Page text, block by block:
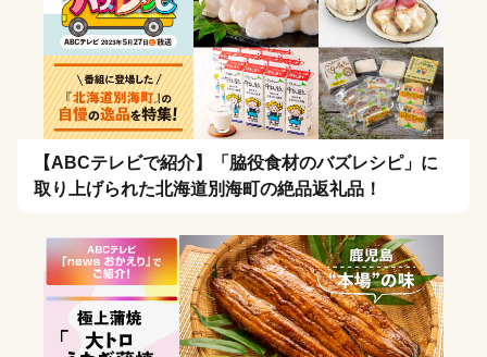
【ABCテレビで紹介】「脇役食材のバズレシピ」に
取り上げられた北海道別海町の絶品返礼品！